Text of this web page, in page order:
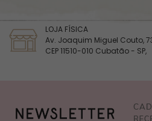
LOJA FÍSICA
Av. Joaquim Miguel Couto,
CEP 11510-010 Cubatão - SP,